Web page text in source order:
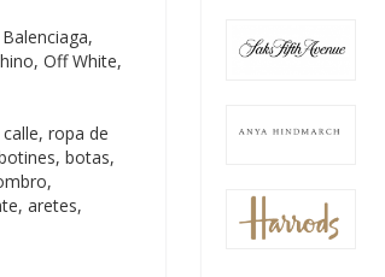
Off White,
ropa de
botas,
aretes,